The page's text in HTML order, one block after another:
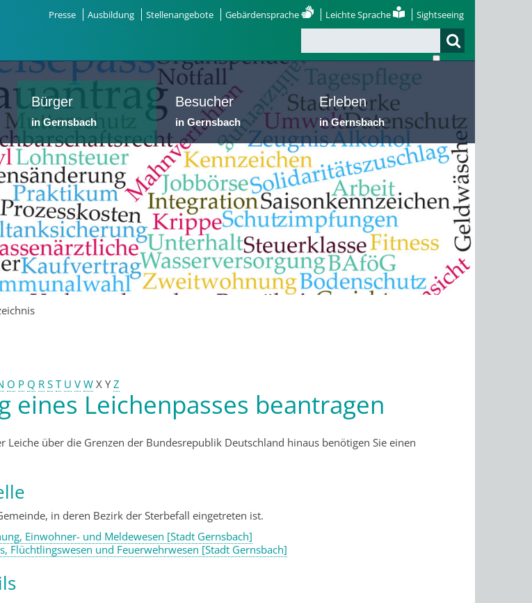
Presse Ausbildung Stellenangebote Gebärdensprache Leichte Sprache Sightseeing
Bürger
in Gernsbach
Besucher
in Gernsbach
Erleben
in Gernsbach
O P Q R S T U V W X Y Z
eines Leichenpasses beantragen
Leiche über die Grenzen der Bundesrepublik Deutschland hinaus benötigen Sie einen
in deren Bezirk der Sterbefall eingetreten ist.
Einwohner- und Meldewesen [Stadt Gernsbach]
Flüchtlingswesen und Feuerwehrwesen [Stadt Gernsbach]